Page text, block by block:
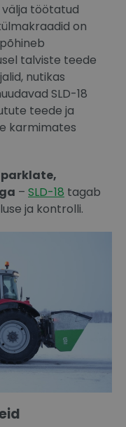
töötatud
on
talviste teede
nutikas
SLD-18
teede ja
karmimates
– SLD-18 tagab
ja kontrolli.